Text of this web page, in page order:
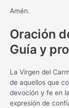
Amén.
Oración
Guía y
La Virgen del
de aquellos que
devoción y fe en
expresión de